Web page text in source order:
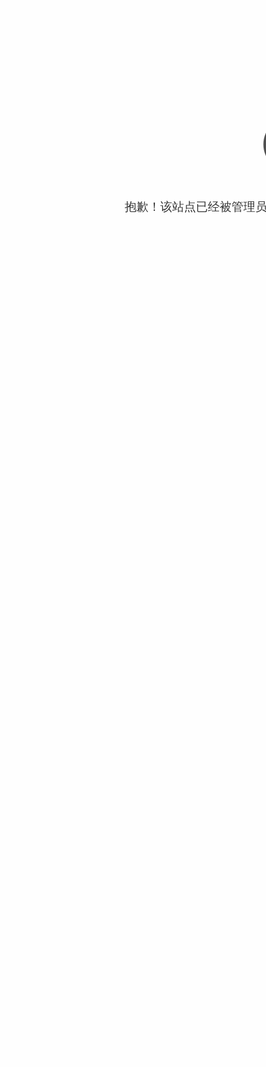
抱歉！该站点已经被管理